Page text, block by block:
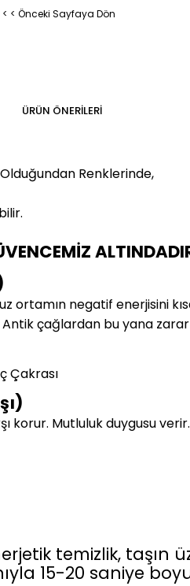
< < Önceki Sayfaya Dön
ÜRÜN ÖNERILERI
Renklerinde,
.
ortamın negatif enerjisini
çağlardan bu yana
Çakrası
korur. Mutluluk duygusu
temizlik, taşın
15-20 saniye